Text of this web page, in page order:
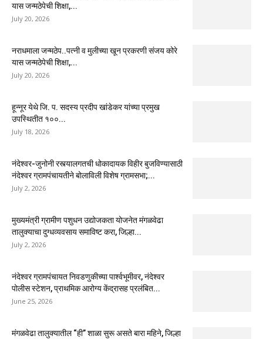
यास जन्मठेपेची शिक्षा,...
July 20, 2026
नराधमाला जन्मठेप..पत्नी व मुलीच्या खून प्रकरणी संजय कोरे
यास जन्मठेपेची शिक्षा,...
July 20, 2026
हून्नूर येथे जि. प. सदस्य प्रदीप खांडेकर यांच्या प्रमुख
उपस्थितीत १००...
July 18, 2026
नंदेश्वर-जुनोनी रस्त्यालगतची धोकादायक विहीर बुजविण्यासाठी
नंदेश्वर ग्रामपंचायतीने बोलाविली विशेष ग्रामसभा;...
July 2, 2026
मुख्यमंत्री ग्रामीण पशुधन उद्योजकता योजनेत मंगळवेढा
तालुक्याचा दुग्धव्यवसाय समाविष्ट करा, जिल्हा...
July 2, 2026
नंदेश्वर ग्रामपंचायत निवडणुकीच्या पार्श्वभूमीवर, नंदेश्वर
पोलीस स्टेशन, प्राथमिक आरोग्य केंद्रासह प्रलंबित...
June 25, 2026
मंगळवेढा तालुक्यातील “ही” शाळा सुरू असते बारा महिने, जिल्हा